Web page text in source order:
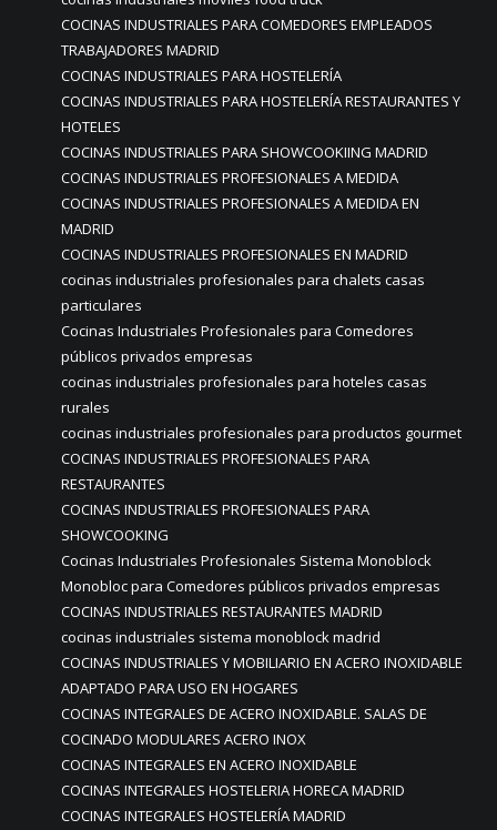
COCINAS INDUSTRIALES PARA COMEDORES EMPLEADOS
TRABAJADORES MADRID
COCINAS INDUSTRIALES PARA HOSTELERÍA
COCINAS INDUSTRIALES PARA HOSTELERÍA RESTAURANTES Y
HOTELES
COCINAS INDUSTRIALES PARA SHOWCOOKIING MADRID
COCINAS INDUSTRIALES PROFESIONALES A MEDIDA
COCINAS INDUSTRIALES PROFESIONALES A MEDIDA EN
MADRID
COCINAS INDUSTRIALES PROFESIONALES EN MADRID
cocinas industriales profesionales para chalets casas
particulares
Cocinas Industriales Profesionales para Comedores
públicos privados empresas
cocinas industriales profesionales para hoteles casas
rurales
cocinas industriales profesionales para productos gourmet
COCINAS INDUSTRIALES PROFESIONALES PARA
RESTAURANTES
COCINAS INDUSTRIALES PROFESIONALES PARA
SHOWCOOKING
Cocinas Industriales Profesionales Sistema Monoblock
Monobloc para Comedores públicos privados empresas
COCINAS INDUSTRIALES RESTAURANTES MADRID
cocinas industriales sistema monoblock madrid
COCINAS INDUSTRIALES Y MOBILIARIO EN ACERO INOXIDABLE
ADAPTADO PARA USO EN HOGARES
COCINAS INTEGRALES DE ACERO INOXIDABLE. SALAS DE
COCINADO MODULARES ACERO INOX
COCINAS INTEGRALES EN ACERO INOXIDABLE
COCINAS INTEGRALES HOSTELERIA HORECA MADRID
COCINAS INTEGRALES HOSTELERÍA MADRID